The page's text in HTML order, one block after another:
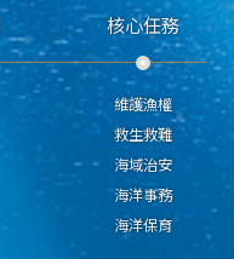
核心任務
維護漁權
救生救難
海域治安
海洋事務
海洋保育